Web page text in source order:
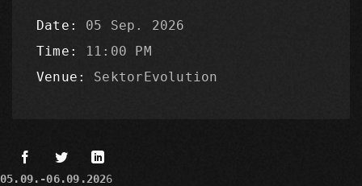
Date
05 Sep. 2026
Time
11:00 PM
Venue
SektorEvolution
05.09.-06.09.2026